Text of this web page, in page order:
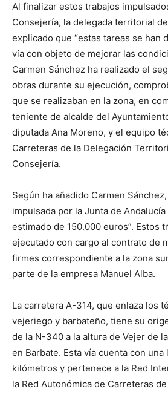
Al finalizar estos trabajos
Consejería, la delegada territorial
explicado que “estas tareas se han
vía con objeto de mejorar las
Carmen Sánchez ha realizado el
obras durante su ejecución,
que se realizaban en la zona, en
teniente de alcalde del
diputada Ana Moreno, y el equipo
Carreteras de la Delegación
Consejería.
Según ha añadido Carmen
impulsada por la Junta de
estimado de 150.000 euros”. Estos
ejecutado con cargo al contrato de
firmes correspondiente a la zona
parte de la empresa Manuel Alba.
La carretera A-314, que enlaza los
vejeriego y barbateño, tiene su
de la N-340 a la altura de Vejer de
en Barbate. Esta vía cuenta con
kilómetros y pertenece a la Red
la Red Autonómica de Carreteras